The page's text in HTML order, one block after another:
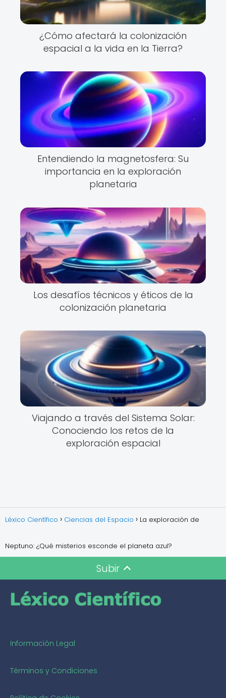
¿Cómo afectará la colonización
espacial a la vida en la Tierra?
Entendiendo la magnetosfera: Su
importancia en la exploración
planetaria
Los desafíos técnicos y éticos de la
colonización planetaria
Viajando a través del Sistema Solar:
Conociendo los retos de la
exploración espacial
Léxico Científico Ciencias del Espacio La exploración de
Neptuno: ¿Qué misterios esconde el planeta azul?
Subir
Información Legal
Términos y Condiciones